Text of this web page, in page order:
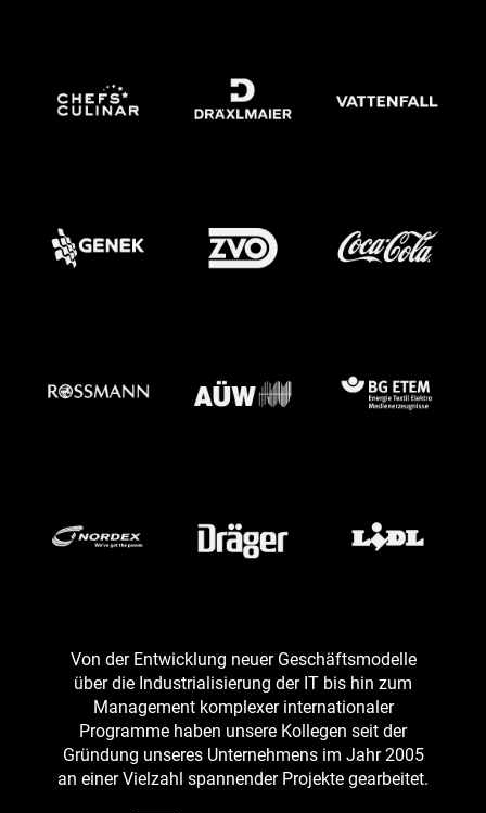
Von der Entwicklung neuer Geschäftsmodelle
über die Industrialisierung der IT bis hin zum
Management komplexer internationaler
Programme haben unsere Kollegen seit der
Gründung unseres Unternehmens im Jahr 2005
an einer Vielzahl spannender Projekte gearbeitet.